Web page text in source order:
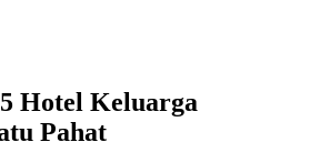
Hotel Keluarga
Pahat